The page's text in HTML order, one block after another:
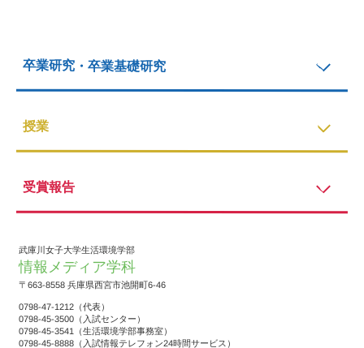
卒業研究・卒業基礎研究
授業
受賞報告
武庫川女子大学生活環境学部
情報メディア学科
〒663-8558 兵庫県西宮市池開町6-46
0798-47-1212（代表）
0798-45-3500（入試センター）
0798-45-3541（生活環境学部事務室）
0798-45-8888（入試情報テレフォン24時間サービス）